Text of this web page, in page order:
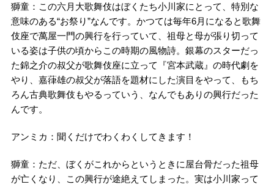
獅童：この六月大歌舞伎はぼくたち小川家にとって、特別な
意味のある“お祭り”なんです。かつては毎年6月になると歌舞
伎座で萬屋一門の興行を行っていて、祖母と母が張り切って
いる姿は子供の頃からこの時期の風物詩。銀幕のスターだっ
た錦之介の叔父が歌舞伎座に立って『宮本武蔵』の時代劇を
やり、嘉葎雄の叔父が落語を題材にした演目をやって、もち
ろん古典歌舞伎もやるっていう、なんでもありの興行だった
んです。
アンミカ：聞くだけでわくわくしてきます！
獅童：ただ、ぼくがこれからというときに屋台骨だった祖母
が亡くなり、この興行が途絶えてしまった。実は小川家って